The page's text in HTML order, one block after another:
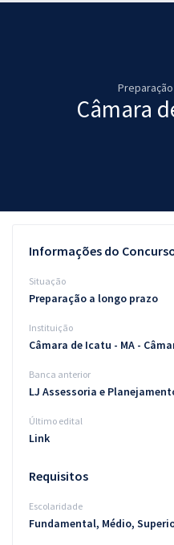
Cursos 20% OFF
Questões grátis
Blog
Aprovados
Atendimento
Câmara
Informações do
Situação
Preparação a longo prazo
Instituição
Câmara de Icatu - MA -
Banca anterior
LJ Assessoria e
Último edital
Link
Requisitos
Escolaridade
Fundamental, Médio,